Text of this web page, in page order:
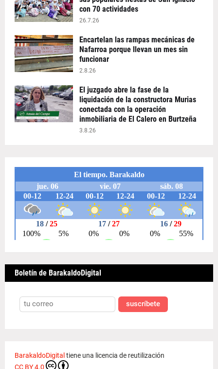
con 70 actividades
26.7.26
Encartelan las rampas mecánicas de
Nafarroa porque llevan un mes sin
funcionar
2.8.26
El juzgado abre la fase de la
liquidación de la constructora Murias
conectada con la operación
inmobiliaria de El Calero en Burtzeña
3.8.26
Boletín de BarakaldoDigital
suscríbete
BarakaldoDigital tiene una licencia de reutilización
CC BY 4.0